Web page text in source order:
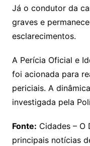
Já o condutor da
graves e
esclarecimentos.
A Perícia Oficial e
foi acionada para
periciais. A
investigada pela
Fonte: Cidades – O
principais notícias